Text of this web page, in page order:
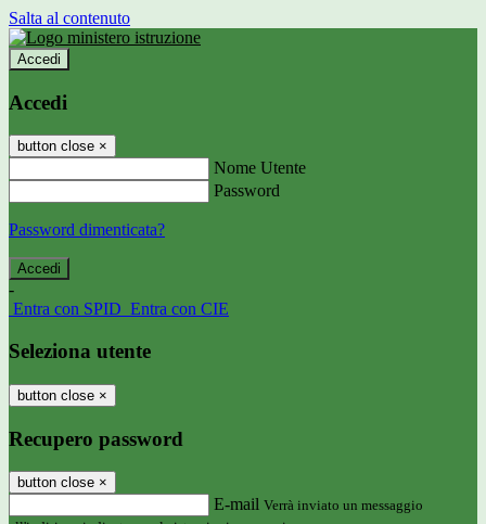
Salta al contenuto
Accedi
Accedi
button close ×
Nome Utente
Password
Password dimenticata?
-
Entra con SPID Entra con CIE
Seleziona utente
button close ×
Recupero password
button close ×
E-mail Verrà inviato un messaggio